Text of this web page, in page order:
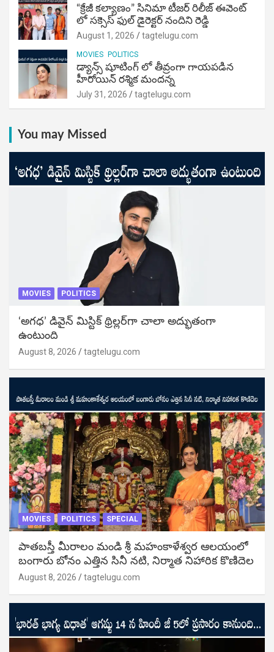
“క్రేజీ కల్యాణం” సినిమా టీజర్ రిలీజ్ ఈవెంట్
లో సక్సెస్ ఫుల్ డైరెక్టర్ నందిని రెడ్డి
August 1, 2026 tagtelugu.com
MOVIES POLITICS
డ్యాన్స్ షూటింగ్ లో తీవ్రంగా గాయపడిన
హీరోయిన్ రశ్మిక మందన్న
July 31, 2026 tagtelugu.com
You may Missed
MOVIES POLITICS
‘అగధ’ డివైన్ మిస్టిక్ థ్రిల్లర్‌గా చాలా అద్భుతంగా
ఉంటుంది
August 8, 2026 tagtelugu.com
MOVIES POLITICS SPECIAL
పాతబస్తీ మీరాలం మండి శ్రీ మహంకాళేశ్వర ఆలయంలో
బంగారు బోనం ఎత్తిన సినీ నటి, నిర్మాత నిహారిక కొణిదెల
August 8, 2026 tagtelugu.com